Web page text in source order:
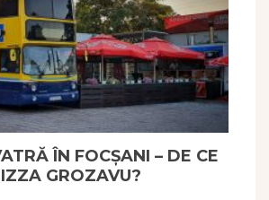
ÎN FOCȘANI – DE CE
GROZAVU?